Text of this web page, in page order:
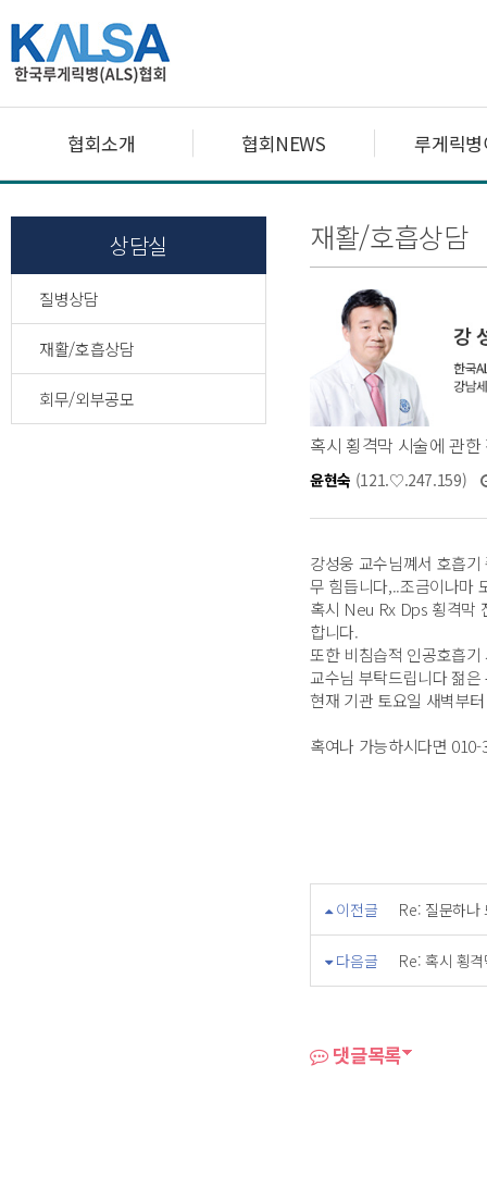
협회소개 협회NEWS 루게릭
상담실
질병상담
재활/호흡상담
회무/외부공모
재활/호흡상담
혹시 횡격막 시술에 관
윤현숙 (121.♡.247.159)
강성웅 교수님꼐서 호흡
무 힘듭니다,..조금이나마
혹시 Neu Rx Dps 횡격막
합니다.
또한 비침습적 인공호흡
교수님 부탁드립니다 젊
현재 기관 토요일 새벽부
혹여나 가능하시다면
이전글 Re: 질문하나
다음글 Re: 혹시 횡
댓글목록